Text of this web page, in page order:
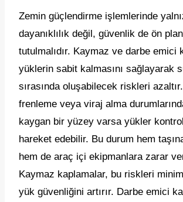
Zemin güçlendirme işlemlerinde
dayanıklılık değil, güvenlik de ön
tutulmalıdır. Kaymaz ve darbe emici
yüklerin sabit kalmasını sağlayarak
sırasında oluşabilecek riskleri
frenleme veya viraj alma
kaygan bir yüzey varsa yükler
hareket edebilir. Bu durum hem
hem de araç içi ekipmanlara zarar
Kaymaz kaplamalar, bu riskleri
yük güvenliğini artırır. Darbe emici